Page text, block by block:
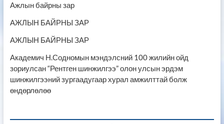
Ажлын байрны зар
АЖЛЫН БАЙРНЫ ЗАР
АЖЛЫН БАЙРНЫ ЗАР
Академич Н.Содномын мэндэлсний 100 жилийн ойд
зориулсан “Рентген шинжилгээ” олон улсын эрдэм
шинжилгээний зургаадугаар хурал амжилттай болж
өндөрлөлөө